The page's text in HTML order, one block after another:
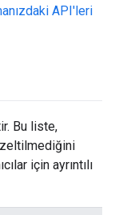
API'leri
Bu liste,
için ayrıntılı